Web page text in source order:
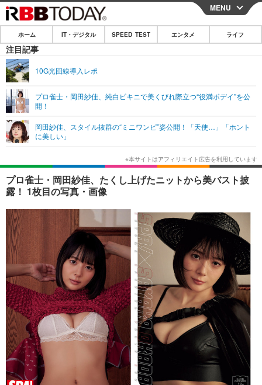
CLOSE
ホーム
IT・デジタル
ショッピング その他
SPEED TEST
エンタメ
エンタメTOP
韓国・芸能
音楽 スポーツ
ショッピング
ライフ
ライフTOP グルメ
ペット ショッピング
その他
リリース一覧
プッシュ通知の停止方法
MENU
ホーム IT・デジタル SPEED TEST エンタメ ライフ
注目記事
10G光回線導入レポ
プロ雀士・岡田紗佳、純白ビキニで美くびれ際立つ“役満ボデイ”を公
開！
岡田紗佳、スタイル抜群の“ミニワンピ”姿公開！「天使…」「ホント
に美しい」
プロ雀士・岡田紗佳、たくし上げたニットから美バスト披
露！ 1枚目の写真・画像